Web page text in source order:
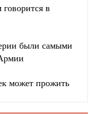
в
были самыми
может прожить